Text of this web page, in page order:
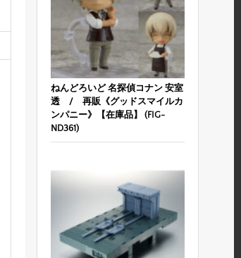
ねんどろいど 名探偵コナン 安室
透 / 再販《グッドスマイルカ
ンパニー》【在庫品】 (FIG-
ND361)